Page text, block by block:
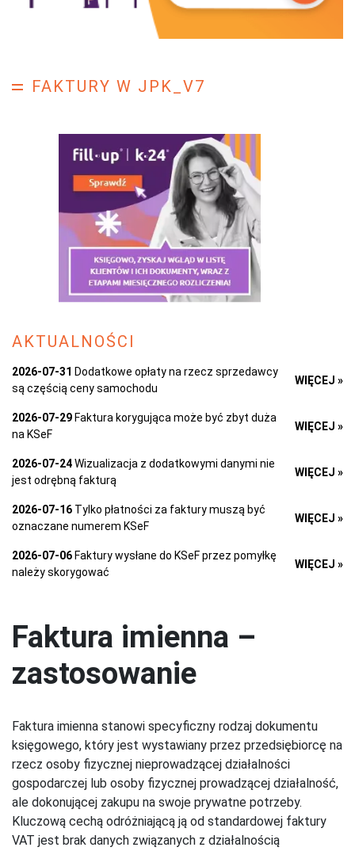
FAKTURY W JPK_V7
AKTUALNOŚCI
2026-07-31 Dodatkowe opłaty na rzecz sprzedawcy
są częścią ceny samochodu
WIĘCEJ »
2026-07-29 Faktura korygująca może być zbyt duża
na KSeF
WIĘCEJ »
2026-07-24Wizualizacja z dodatkowymi danymi nie
jest odrębną fakturą
WIĘCEJ »
2026-07-16 Tylko płatności za faktury muszą być
oznaczane numerem KSeF
WIĘCEJ »
2026-07-06 Faktury wysłane do KSeF przez pomyłkę
należy skorygować
WIĘCEJ »
Faktura imienna –
zastosowanie
Faktura imienna stanowi specyficzny rodzaj dokumentu
księgowego, który jest wystawiany przez przedsiębiorcę na
rzecz osoby fizycznej nieprowadzącej działalności
gospodarczej lub osoby fizycznej prowadzącej działalność,
ale dokonującej zakupu na swoje prywatne potrzeby.
Kluczową cechą odróżniającą ją od standardowej faktury
VAT jest brak danych związanych z działalnością